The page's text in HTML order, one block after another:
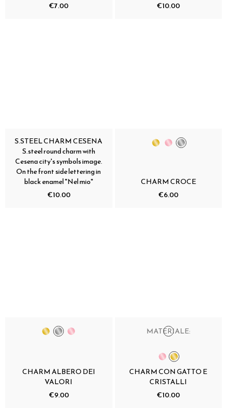
€7.00 €10.00
S.STEEL CHARM CESENA
S.steel round charm with
Cesena city's symbols image.
On the front side lettering in
black enamel "Nel mio"
€10.00
CHARM CROCE
€6.00
CHARM ALBERO DEI
VALORI
€9.00
MATERIALE:
CHARM CON GATTO E
CRISTALLI
€10.00